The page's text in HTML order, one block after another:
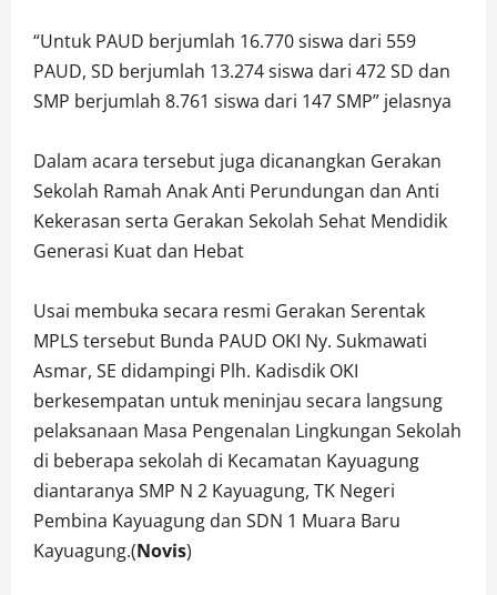
“Untuk PAUD berjumlah 16.770 siswa dari 559
PAUD, SD berjumlah 13.274 siswa dari 472 SD dan
SMP berjumlah 8.761 siswa dari 147 SMP” jelasnya
Dalam acara tersebut juga dicanangkan Gerakan
Sekolah Ramah Anak Anti Perundungan dan Anti
Kekerasan serta Gerakan Sekolah Sehat Mendidik
Generasi Kuat dan Hebat
Usai membuka secara resmi Gerakan Serentak
MPLS tersebut Bunda PAUD OKI Ny. Sukmawati
Asmar, SE didampingi Plh. Kadisdik OKI
berkesempatan untuk meninjau secara langsung
pelaksanaan Masa Pengenalan Lingkungan Sekolah
di beberapa sekolah di Kecamatan Kayuagung
diantaranya SMP N 2 Kayuagung, TK Negeri
Pembina Kayuagung dan SDN 1 Muara Baru
Kayuagung.(Novis)